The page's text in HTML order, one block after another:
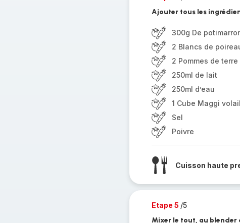
Ajouter tous les
300g De
2 Blancs de
2 Pommes de terre
250ml de lait
250ml d’eau
1 Cube Maggi
Sel
Poivre
Cuisson haute
Etape 5 /5
Mixer le tout, au blender